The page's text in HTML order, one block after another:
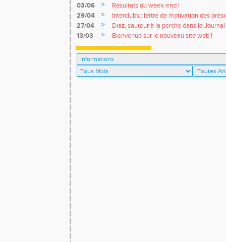
03/06
>
Résultats du week-end !
29/04
>
Interclubs : lettre de motivation des
27/04
>
Diaz, sauteur à la perche dans le Journal
13/03
> Bienvenue sur le nouveau site web !